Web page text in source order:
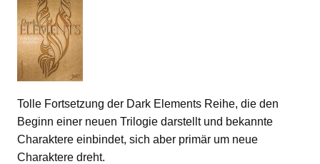
Tolle Fortsetzung der Dark Elements Reihe, die den
Beginn einer neuen Trilogie darstellt und bekannte
Charaktere einbindet, sich aber primär um neue
Charaktere dreht.